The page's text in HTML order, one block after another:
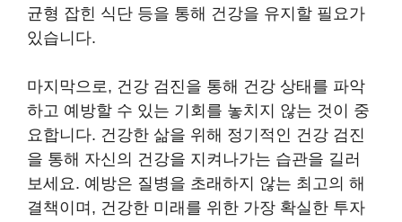
균형 잡힌 식단 등을 통해 건강을 유지할 필요가
있습니다.
마지막으로, 건강 검진을 통해 건강 상태를 파악
하고 예방할 수 있는 기회를 놓치지 않는 것이 중
요합니다. 건강한 삶을 위해 정기적인 건강 검진
을 통해 자신의 건강을 지켜나가는 습관을 길러
보세요. 예방은 질병을 초래하지 않는 최고의 해
결책이며, 건강한 미래를 위한 가장 확실한 투자